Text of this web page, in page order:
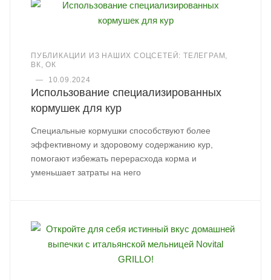
ПУБЛИКАЦИИ ИЗ НАШИХ СОЦСЕТЕЙ: ТЕЛЕГРАМ,
ВК, ОК
—
10.09.2024
Использование специализированных
кормушек для кур
Специальные кормушки способствуют более
эффективному и здоровому содержанию кур,
помогают избежать перерасхода корма и
уменьшает затраты на него